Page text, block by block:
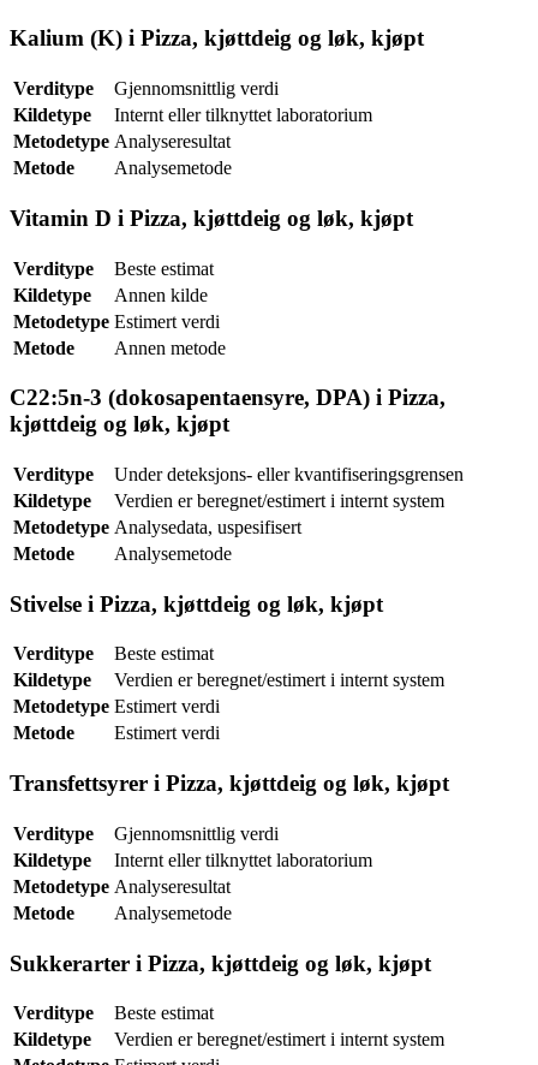
Kalium (K) i Pizza, kjøttdeig og løk, kjøpt
Verditype
Gjennomsnittlig verdi
Kildetype
Internt eller tilknyttet laboratorium
Metodetype Analyseresultat
Metode
Analysemetode
Vitamin D i Pizza, kjøttdeig og løk, kjøpt
Verditype
Beste estimat
Kildetype
Annen kilde
Metodetype Estimert verdi
Metode
Annen metode
C22:5n-3 (dokosapentaensyre, DPA) i Pizza,
kjøttdeig og løk, kjøpt
Verditype
Under deteksjons- eller kvantifiseringsgrensen
Kildetype
Verdien er beregnet/estimert i internt system
Metodetype Analysedata, uspesifisert
Metode
Analysemetode
Stivelse i Pizza, kjøttdeig og løk, kjøpt
Verditype
Beste estimat
Kildetype
Verdien er beregnet/estimert i internt system
Metodetype Estimert verdi
Metode
Estimert verdi
Transfettsyrer i Pizza, kjøttdeig og løk, kjøpt
Verditype
Gjennomsnittlig verdi
Kildetype
Internt eller tilknyttet laboratorium
Metodetype Analyseresultat
Metode
Analysemetode
Sukkerarter i Pizza, kjøttdeig og løk, kjøpt
Verditype
Beste estimat
Kildetype
Verdien er beregnet/estimert i internt system